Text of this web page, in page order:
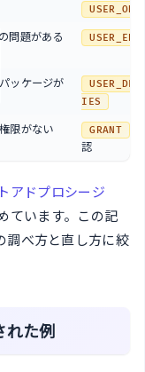
問題がある
ッケージが
IES
限がない GRANT
と
認
アドプロシージ
ています。この記
調べ方と直し方に絞
れた例